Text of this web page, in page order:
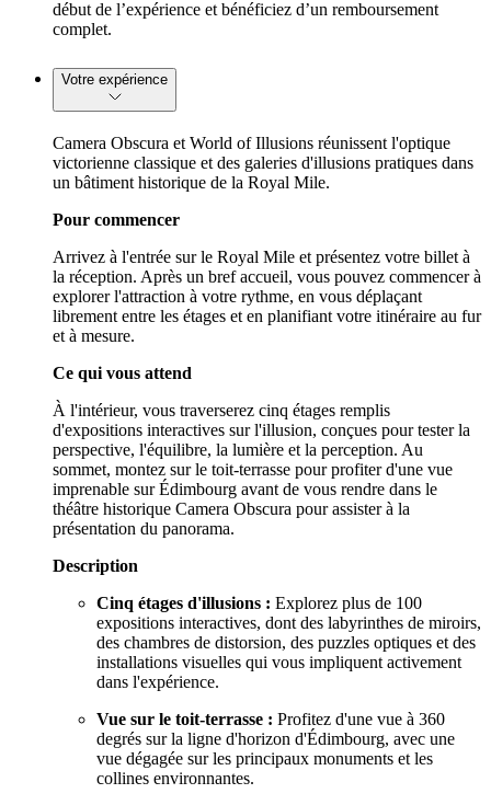
début de l’expérience et bénéficiez d’un remboursement
complet.
Votre expérience
Camera Obscura et World of Illusions réunissent l'optique
victorienne classique et des galeries d'illusions pratiques dans
un bâtiment historique de la Royal Mile.
Pour commencer
Arrivez à l'entrée sur le Royal Mile et présentez votre billet à
la réception. Après un bref accueil, vous pouvez commencer à
explorer l'attraction à votre rythme, en vous déplaçant
librement entre les étages et en planifiant votre itinéraire au fur
et à mesure.
Ce qui vous attend
À l'intérieur, vous traverserez cinq étages remplis
d'expositions interactives sur l'illusion, conçues pour tester la
perspective, l'équilibre, la lumière et la perception. Au
sommet, montez sur le toit-terrasse pour profiter d'une vue
imprenable sur Édimbourg avant de vous rendre dans le
théâtre historique Camera Obscura pour assister à la
présentation du panorama.
Description
Cinq étages d'illusions : Explorez plus de 100
expositions interactives, dont des labyrinthes de miroirs,
des chambres de distorsion, des puzzles optiques et des
installations visuelles qui vous impliquent activement
dans l'expérience.
Vue sur le toit-terrasse : Profitez d'une vue à 360
degrés sur la ligne d'horizon d'Édimbourg, avec une
vue dégagée sur les principaux monuments et les
collines environnantes.